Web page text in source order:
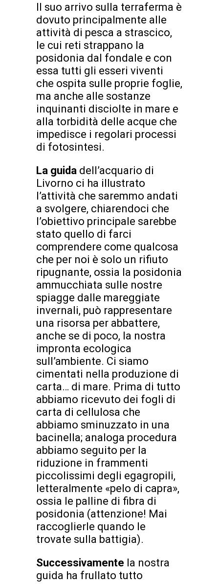
Il suo arrivo sulla terraferma è
dovuto principalmente alle
attività di pesca a strascico,
le cui reti strappano la
posidonia dal fondale e con
essa tutti gli esseri viventi
che ospita sulle proprie foglie,
ma anche alle sostanze
inquinanti disciolte in mare e
alla torbidità delle acque che
impedisce i regolari processi
di fotosintesi.
La guida dell’acquario di
Livorno ci ha illustrato
l’attività che saremmo andati
a svolgere, chiarendoci che
l’obiettivo principale sarebbe
stato quello di farci
comprendere come qualcosa
che per noi è solo un rifiuto
ripugnante, ossia la posidonia
ammucchiata sulle nostre
spiagge dalle mareggiate
invernali, può rappresentare
una risorsa per abbattere,
anche se di poco, la nostra
impronta ecologica
sull’ambiente. Ci siamo
cimentati nella produzione di
carta… di mare. Prima di tutto
abbiamo ricevuto dei fogli di
carta di cellulosa che
abbiamo sminuzzato in una
bacinella; analoga procedura
abbiamo seguito per la
riduzione in frammenti
piccolissimi degli egagropili,
letteralmente «pelo di capra»,
ossia le palline di fibra di
posidonia (attenzione! Mai
raccoglierle quando le
trovate sulla battigia).
Successivamente la nostra
guida ha frullato tutto